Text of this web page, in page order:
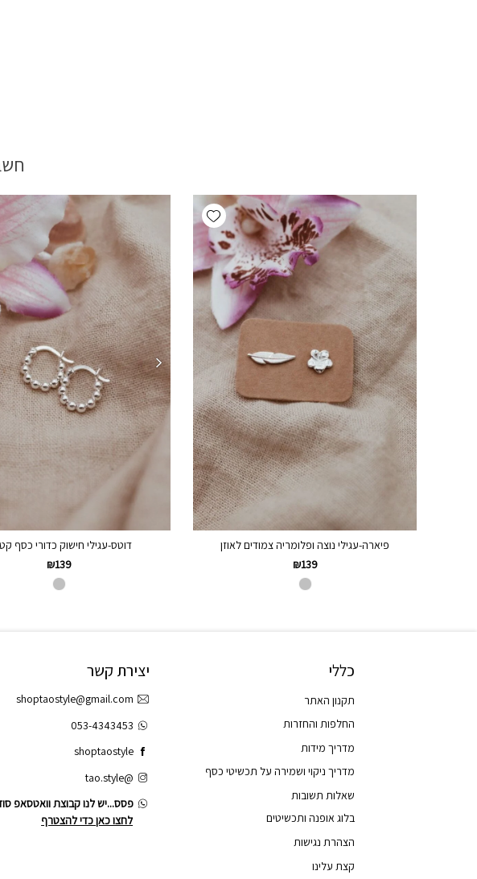
Add wishlist
פיארה-עגילי נוצה ופלומריה צמודים לאוזן
₪139
דוטס-עגילי חישוק כדורי כסף
₪139
כללי
תקנון האתר
החלפות והחזרות
מדריך מידות
מדריך ניקוי ושמירה על תכשיטי כסף
שאלות תשובות
בלוג אופנה ותכשיטים
הצהרת נגישות
קצת עלינו
יצירת קשר
shoptaostyle@gmail.com
053-4343453
shoptaostyle
@tao.style
פסס...יש לנו קבוצת וואטסאפ
לחצו כאן כדי להצטרף